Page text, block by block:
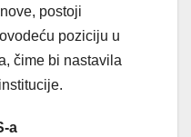
postoji
poziciju u
čime bi nastavila
a